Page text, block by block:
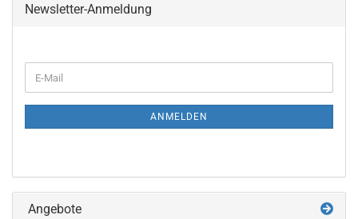
Newsletter-Anmeldung
ZUR
E-
Mail
ANMELDEN
Angebote